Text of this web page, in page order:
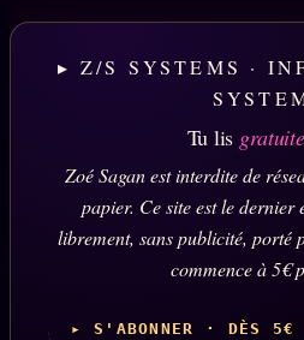
▸ Z/S SYSTEMS ·
Tu lis
Zoé Sagan est interdite de
papier. Ce site est le dernier
librement, sans publicité, porté
commence à 5€
▸ S'ABONNER · DÈS 5€